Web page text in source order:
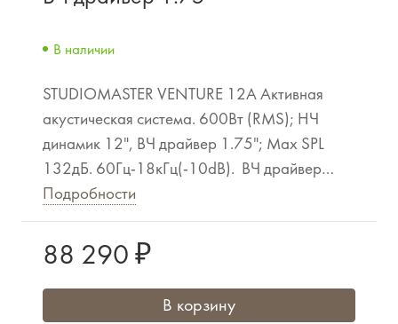
В наличии
STUDIOMASTER VENTURE 12A Активная
акустическая система. 600Вт (RMS); НЧ
динамик 12", ВЧ драйвер 1.75"; Max SPL
132дБ. 60Гц-18кГц(-10dB). ВЧ драйвер
1,7". Дисперсия: 80х60°; 13 точек подвеса
М10. Материал - фанера 15 мм. Разъемы вх.
лин. - XLR, Jack 6.3, 2хRCA. Вх. микр. - XLR.
Выход link - XLR. WхHхD, мм: 365 х 608 х
341; Вес 18 кг.
Подробности
88 290 ₽
В корзину